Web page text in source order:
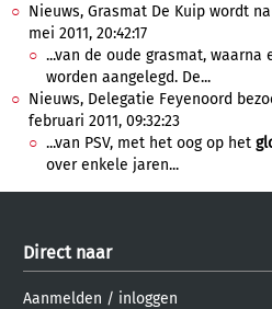
Nieuws, Grasmat De Kuip wordt
mei 2011, 20:42:17
...van de oude grasmat, waarna
worden aangelegd. De...
Nieuws, Delegatie Feyenoord
februari 2011, 09:32:23
...van PSV, met het oog op het
over enkele jaren...
Direct naar
Aanmelden / inloggen